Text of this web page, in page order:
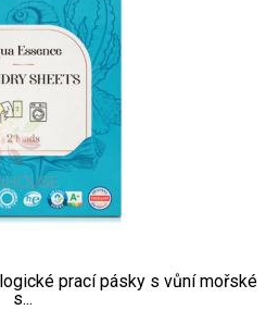
prací pásky s vůní mořské
s...